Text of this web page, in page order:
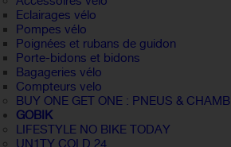
Eclairages vélo
Pompes vélo
Poignées et rubans de guidon
Porte-bidons et bidons
Bagageries vélo
Compteurs velo
BUY ONE GET ONE : PNEUS &
GOBIK
LIFESTYLE NO BIKE TODAY
UN1TY COLD 24